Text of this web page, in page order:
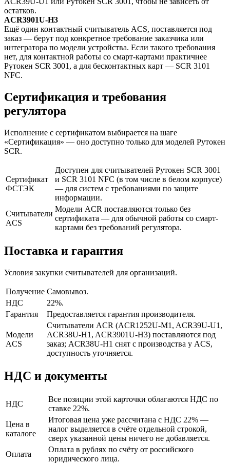
остатков.
ACR3901U-H3
Ещё один контактный считыватель ACS, поставляется под
заказ — берут под конкретное требование заказчика или
интегратора по модели устройства. Если такого требования
нет, для контактной работы со смарт-картами практичнее
Рутокен SCR 3001, а для бесконтактных карт — SCR 3101
NFC.
Сертификация и требования
регулятора
Исполнение с сертификатом выбирается на шаге
«Сертификация» — оно доступно только для моделей Рутокен
SCR.
Сертификат
ФСТЭК
Доступен для считывателей Рутокен SCR 3001
и SCR 3101 NFC (в том числе в белом корпусе)
— для систем с требованиями по защите
информации.
Считыватели
ACS
Модели ACR поставляются только без
сертификата — для обычной работы со смарт-
картами без требований регулятора.
Поставка и гарантия
Условия закупки считывателей для организаций.
Получение Самовывоз.
НДС
22%.
Гарантия
Предоставляется гарантия производителя.
Модели
ACS
Считыватели ACR (ACR1252U-M1, ACR39U-U1,
ACR38U-H1, ACR3901U-H3) поставляются под
заказ; ACR38U-H1 снят с производства у ACS,
доступность уточняется.
НДС и документы
НДС
Все позиции этой карточки облагаются НДС по
ставке 22%.
Цена в
каталоге
Итоговая цена уже рассчитана с НДС 22% —
налог выделяется в счёте отдельной строкой,
сверх указанной цены ничего не добавляется.
Оплата
Оплата в рублях по счёту от российского
юридического лица.